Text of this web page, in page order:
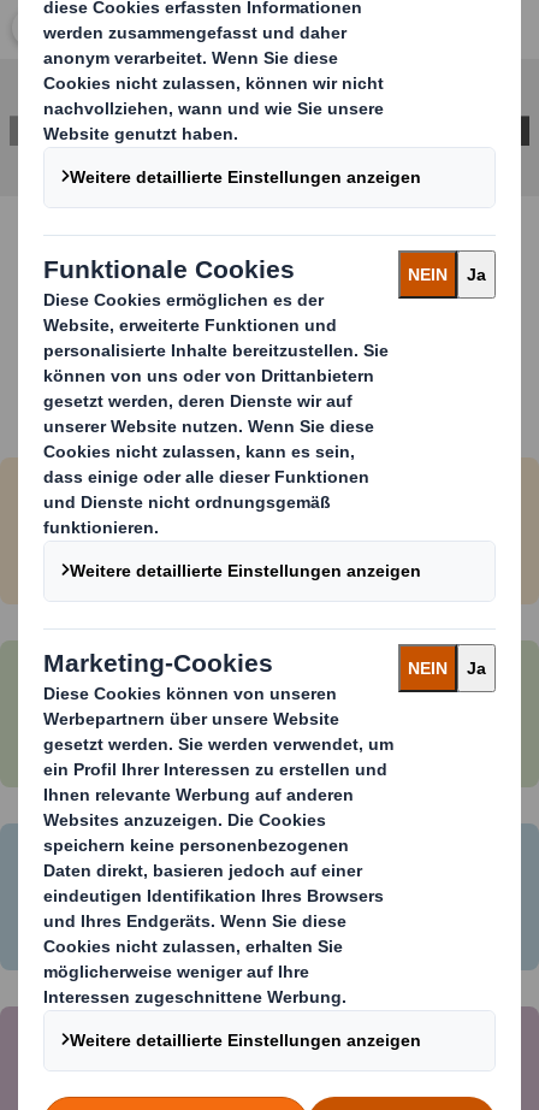
Klicken Sie zum Vergrößern des Bildes
Ihre Vorteile auf einem Blick
Versandtasche aus Wellpappe
Hohe Durchstoßfestigkeit dank
Kraftsackpapier
In unterschiedlichen Ausführungen
verfügbar
Einfaches Handling für Hin- und
Rückversand
Produktschutz auch für schwere
Güter